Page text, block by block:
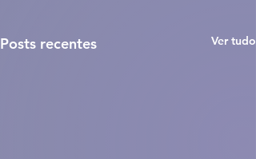
Posts recentes Ver tudo